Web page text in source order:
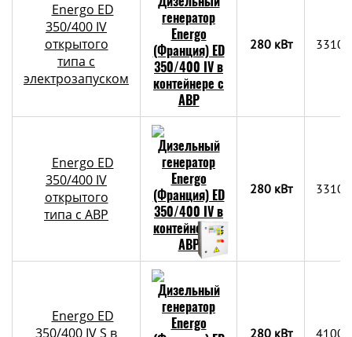
Energo ED
350/400 IV
открытого
типа с
электрозапуском
280 кВт
Energo ED
350/400 IV
открытого
типа с АВР
280 кВт
Energo ED
350/400 IV S в
280 кВт